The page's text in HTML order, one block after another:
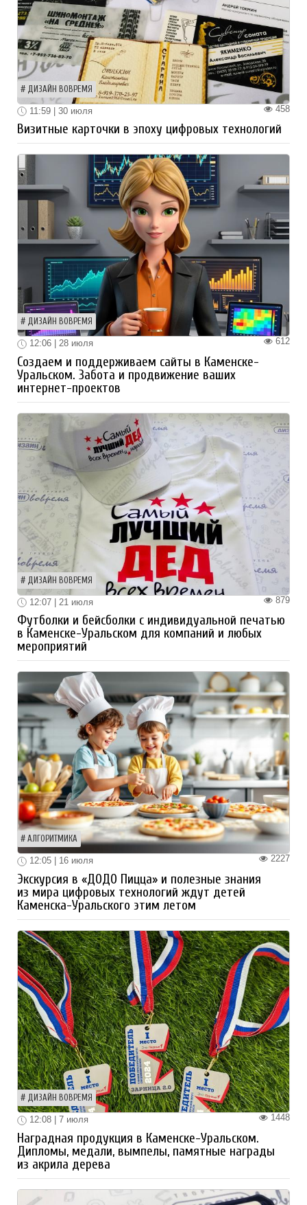
ДИЗАЙН ВОВРЕМЯ
458
11:59 | 30 июля
Визитные карточки в эпоху цифровых технологий
ДИЗАЙН ВОВРЕМЯ
612
12:06 | 28 июля
Создаем и поддерживаем сайты в Каменске-
Уральском. Забота и продвижение ваших
интернет-проектов
ДИЗАЙН ВОВРЕМЯ
879
12:07 | 21 июля
Футболки и бейсболки с индивидуальной печатью
в Каменске-Уральском для компаний и любых
мероприятий
АЛГОРИТМИКА
2227
12:05 | 16 июля
Экскурсия в «ДОДО Пицца» и полезные знания
из мира цифровых технологий ждут детей
Каменска-Уральского этим летом
ДИЗАЙН ВОВРЕМЯ
1448
12:08 | 7 июля
Наградная продукция в Каменске-Уральском.
Дипломы, медали, вымпелы, памятные награды
из акрила дерева